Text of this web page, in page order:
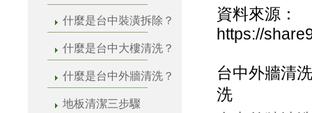
什麼是台中裝潢拆除？
什麼是台中大樓清洗？
什麼是台中外牆清洗？
地板清潔三步驟
資料來源：
https://
台中外牆清
洗